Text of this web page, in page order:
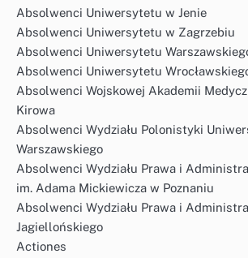
Absolwenci Uniwersytetu w Jenie
Absolwenci Uniwersytetu w Zagrzebiu
Absolwenci Uniwersytetu
Absolwenci Uniwersytetu
Absolwenci Wojskowej Akademii
Kirowa
Absolwenci Wydziału Polonistyki
Warszawskiego
Absolwenci Wydziału Prawa i
im. Adama Mickiewicza w Poznaniu
Absolwenci Wydziału Prawa i
Jagiellońskiego
Actiones